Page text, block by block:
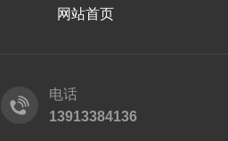
网站首页
电话
13913384136